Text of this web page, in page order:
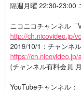
隔週月曜 22:30-23:00
ニコニコチャンネル「
http://ch.nicovideo.jp/
2019/10/1：チャンネ
https://ch.nicovideo.jp/
(チャンネル有料会員
YouTubeチャンネル：